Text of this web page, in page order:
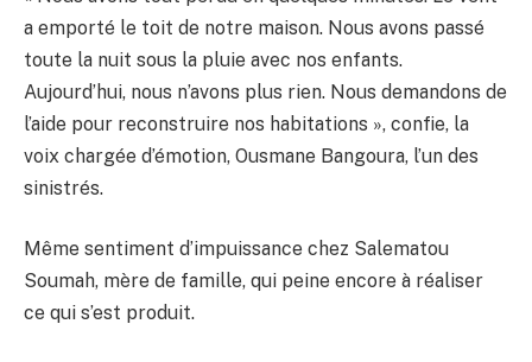
a emporté le toit de notre maison. Nous avons passé
toute la nuit sous la pluie avec nos enfants.
Aujourd’hui, nous n’avons plus rien. Nous demandons de
l’aide pour reconstruire nos habitations », confie, la
voix chargée d’émotion, Ousmane Bangoura, l’un des
sinistrés.
Même sentiment d’impuissance chez Salematou
Soumah, mère de famille, qui peine encore à réaliser
ce qui s’est produit.